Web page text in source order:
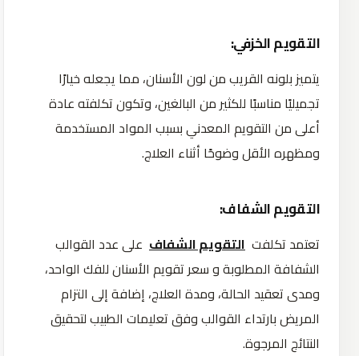
التقويم الخزفي:
يتميز بلونه القريب من لون الأسنان، مما يجعله خيارًا
تجميليًا مناسبًا للكثير من البالغين، وتكون تكلفته عادة
أعلى من التقويم المعدني بسبب المواد المستخدمة
ومظهره الأقل وضوحًا أثناء العلاج.
التقويم الشفاف:
تعتمد تكلفت التقويم الشفاف على عدد القوالب
الشفافة المطلوبة و سعر تقويم الأسنان للفك الواحد،
ومدى تعقيد الحالة، ومدة العلاج، إضافة إلى التزام
المريض بارتداء القوالب وفق تعليمات الطبيب لتحقيق
النتائج المرجوة.